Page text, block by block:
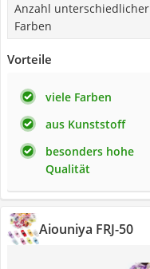
Anzahl unterschiedlicher
Farben
Vorteile
viele Farben
aus Kunststoff
besonders hohe
Qualität
Aiouniya FRJ-50